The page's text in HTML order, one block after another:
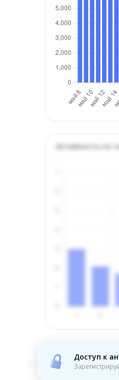
Активность по
Доступ к